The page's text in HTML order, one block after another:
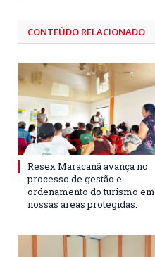
CONTEÚDO RELACIONADO
Resex Maracanã avança no
processo de gestão e
ordenamento do turismo em
nossas áreas protegidas.